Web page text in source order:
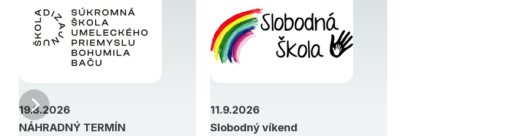
NÁHRADNÝ TERMÍN
19.8.2026
Slobodný víkend
11.9.2026
Predchádzajúci